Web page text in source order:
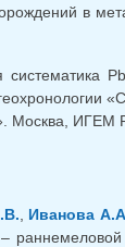
в
Москва, ИГЕМ
Иванова